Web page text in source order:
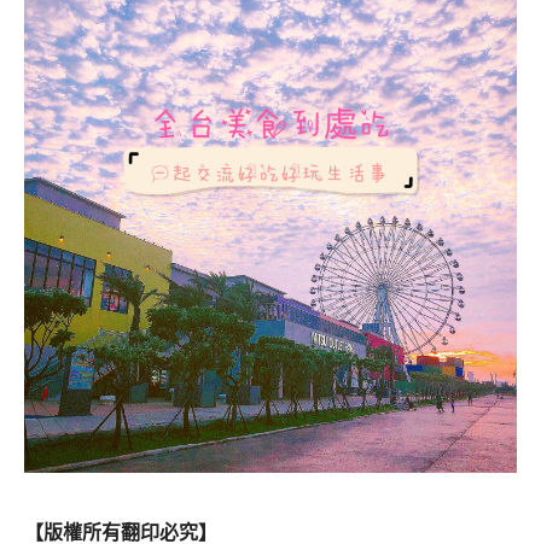
【版權所有翻印必究】